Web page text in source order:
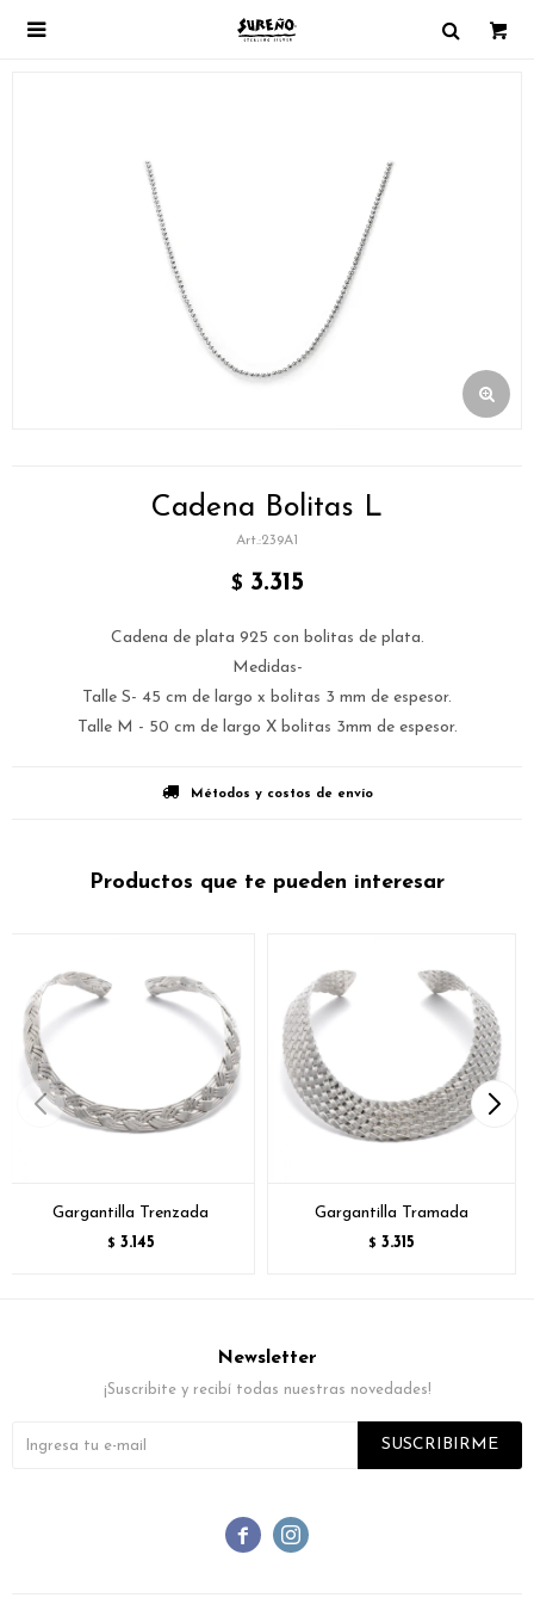

Cadena Bolitas L
239A1
$ 3.315
Cadena de plata 925 con bolitas de plata.
Medidas-
Talle S- 45 cm de largo x bolitas 3 mm de espesor.
Talle M - 50 cm de largo X bolitas 3mm de espesor.
Métodos y costos de envío
Productos que te pueden interesar
Gargantilla Trenzada
$ 3.145
Gargantilla Tramada
$ 3.315
 
Newsletter
¡Suscribite y recibí todas nuestras novedades!
SUSCRIBIRME